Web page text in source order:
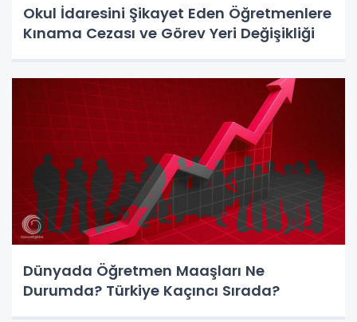
Okul İdaresini Şikayet Eden Öğretmenlere
Kınama Cezası ve Görev Yeri Değişikliği
Dünyada Öğretmen Maaşları Ne
Durumda? Türkiye Kaçıncı Sırada?